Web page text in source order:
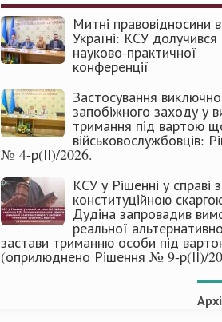
Митні правовідносини в
Україні: КСУ
науково-практичної
конференції
Застосування
запобіжного заходу у
тримання під вартою
військовослужбовців:
№ 4-р(ІІ)/2026.
КСУ у Рішенні у справі
конституційною
Дудіна запровадив
реальної
застави триманню особи під
(оприлюднено Рішення № 9-р(ІІ)/